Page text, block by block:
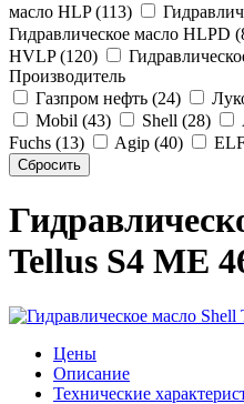
масло HLP (113)
Гидравлическое масло HLPD
HVLP (120)
Производитель
Газпром нефть (24)
Mobil (43)
Shell (28)
Fuchs (13)
Agip (40)
Tellus S4 ME
Цены
Описание
Технические